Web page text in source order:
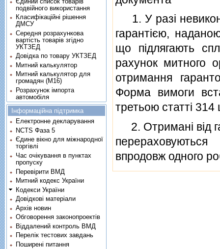
1. У разi
гарантiєю,
що пiдлягають
рахунок митного
отримання
Форма вимоги
третьою статтi 314
2. Отриманi вiд
впродовж одного
подвійного використання
Класифікаційні рішення
ДМСУ
Середня розрахункова
вартість товарів згідно
УКТЗЕД
Довідка по товару УКТЗЕД
Митний калькулятор
Митний калькулятор для
громадян (М16)
Розрахунок імпорта
автомобіля
Інформаційна підтримка
Електронне декларування
NCTS Фаза 5
Єдине вікно для міжнародної
торгівлі
Час очікування в пунктах
пропуску
Перевірити ВМД
Митний кодекс України
Кодекси України
Довідкові матеріали
Архів новин
Обговорення законопроектів
Віддалений контроль ВМД
Перелік тестових завдань
Поширені питання